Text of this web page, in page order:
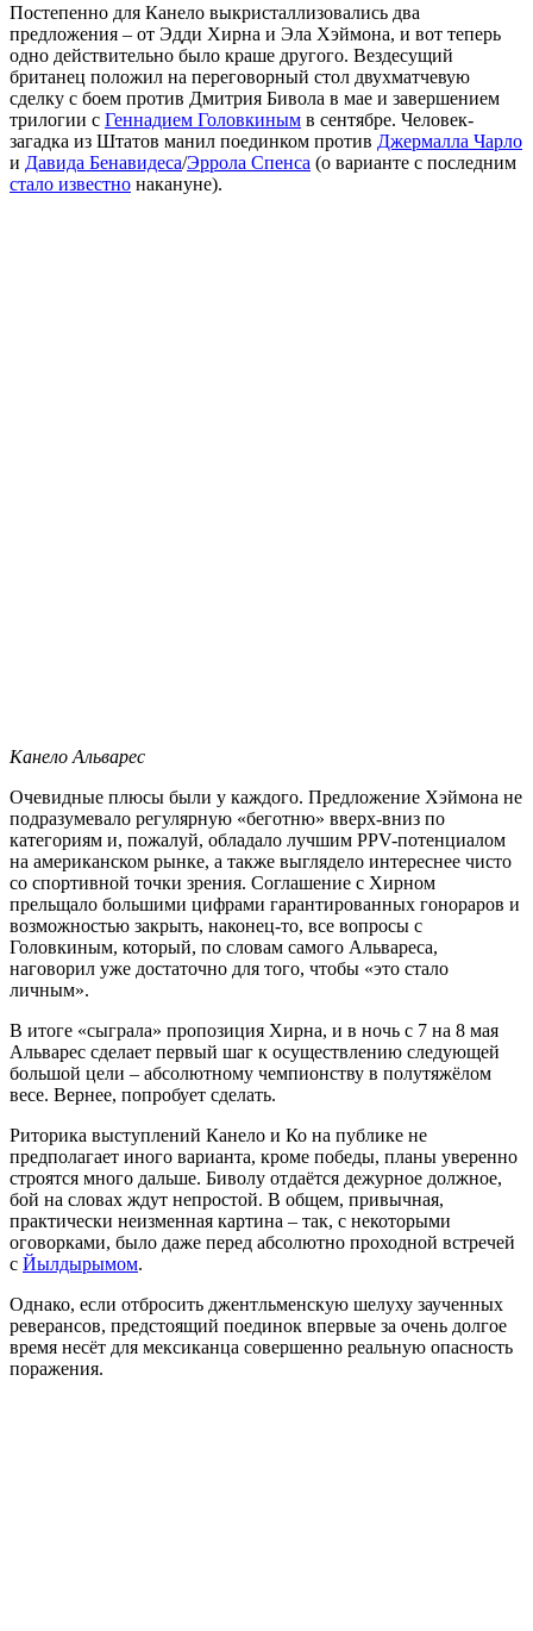
Постепенно для Канело выкристаллизовались два
предложения – от Эдди Хирна и Эла Хэймона, и вот теперь
одно действительно было краше другого. Вездесущий
британец положил на переговорный стол двухматчевую
сделку с боем против Дмитрия Бивола в мае и завершением
трилогии с Геннадием Головкиным в сентябре. Человек-
загадка из Штатов манил поединком против Джермалла Чарло
и Давида Бенавидеса/Эррола Спенса (о варианте с последним
стало известно накануне).
Канело Альварес
Очевидные плюсы были у каждого. Предложение Хэймона не
подразумевало регулярную «беготню» вверх-вниз по
категориям и, пожалуй, обладало лучшим PPV-потенциалом
на американском рынке, а также выглядело интереснее чисто
со спортивной точки зрения. Соглашение с Хирном
прельщало большими цифрами гарантированных гонораров и
возможностью закрыть, наконец-то, все вопросы с
Головкиным, который, по словам самого Альвареса,
наговорил уже достаточно для того, чтобы «это стало
личным».
В итоге «сыграла» пропозиция Хирна, и в ночь с 7 на 8 мая
Альварес сделает первый шаг к осуществлению следующей
большой цели – абсолютному чемпионству в полутяжёлом
весе. Вернее, попробует сделать.
Риторика выступлений Канело и Ко на публике не
предполагает иного варианта, кроме победы, планы уверенно
строятся много дальше. Биволу отдаётся дежурное должное,
бой на словах ждут непростой. В общем, привычная,
практически неизменная картина – так, с некоторыми
оговорками, было даже перед абсолютно проходной встречей
с Йылдырымом.
Однако, если отбросить джентльменскую шелуху заученных
реверансов, предстоящий поединок впервые за очень долгое
время несёт для мексиканца совершенно реальную опасность
поражения.